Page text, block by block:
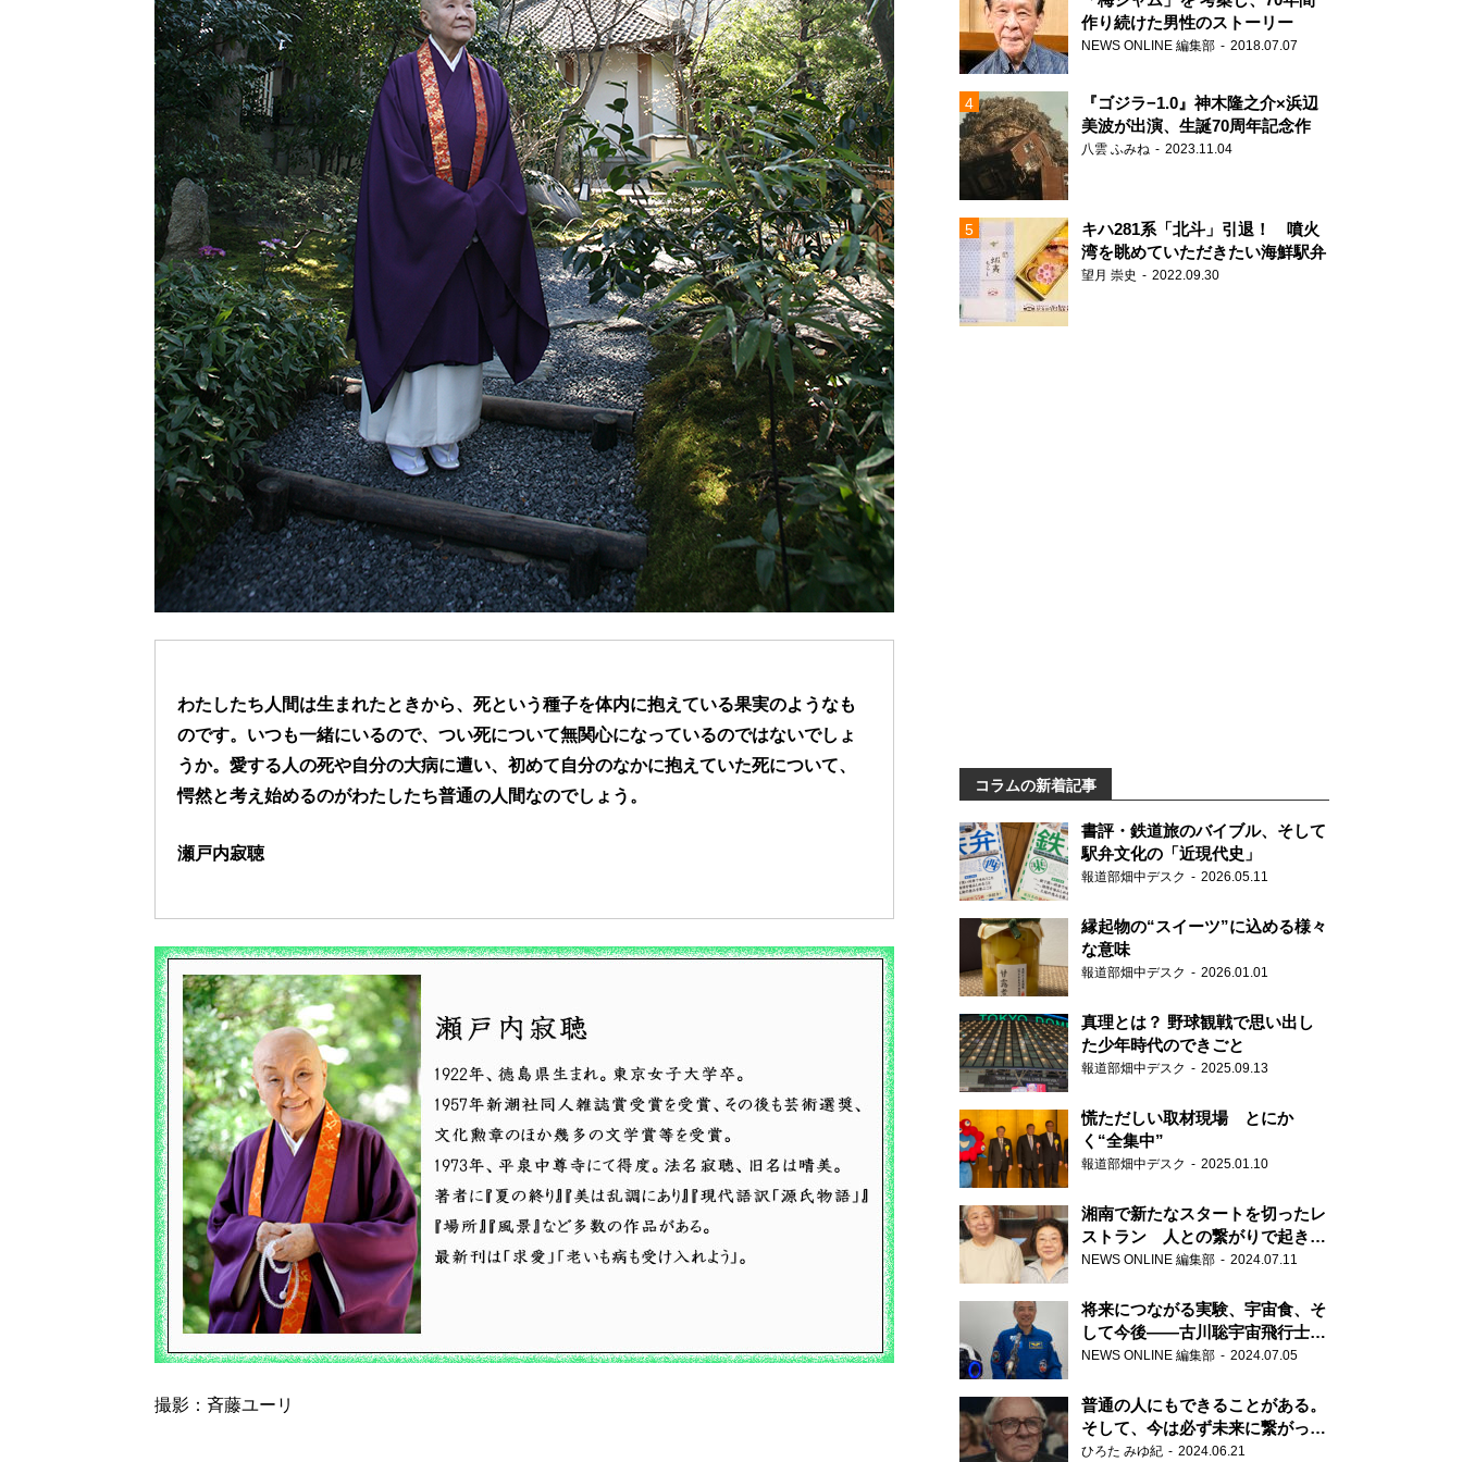
わたしたち人間は生まれたときから、死という種子を体内に抱えている果実のようなも
のです。いつも一緒にいるので、つい死について無関心になっているのではないでしょ
うか。愛する人の死や自分の大病に遭い、初めて自分のなかに抱えていた死について、
愕然と考え始めるのがわたしたち普通の人間なのでしょう。
瀬戸内寂聴
撮影：斉藤ユーリ
作り続けた男性のストーリー
NEWS ONLINE 編集部 2018.07.07
『ゴジラ−1.0』神木隆之介×浜辺
美波が出演、生誕70周年記念作
八雲 ふみね 2023.11.04
キハ281系「北斗」引退！ 噴火
湾を眺めていただきたい海鮮駅弁
望月 崇史 2022.09.30
コラムの新着記事
書評・鉄道旅のバイブル、そして
駅弁文化の「近現代史」
報道部畑中デスク 2026.05.11
縁起物の“スイーツ”に込める様々
な意味
報道部畑中デスク 2026.01.01
真理とは？ 野球観戦で思い出し
た少年時代のできごと
報道部畑中デスク 2025.09.13
慌ただしい取材現場 とにか
く“全集中”
報道部畑中デスク 2025.01.10
湘南で新たなスタートを切ったレ
ストラン 人との繋がりで起きた
奇跡
NEWS ONLINE 編集部 2024.07.11
将来につながる実験、宇宙食、そ
して今後――古川聡宇宙飛行士単
独インタビュー
NEWS ONLINE 編集部 2024.07.05
普通の人にもできることがある。
そして、今は必ず未来に繋がって
いく……『ONE LIFE 奇跡が繋い
ひろた みゆ紀 2024.06.21